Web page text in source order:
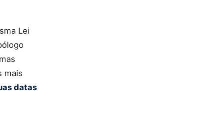
Lei
mais
datas